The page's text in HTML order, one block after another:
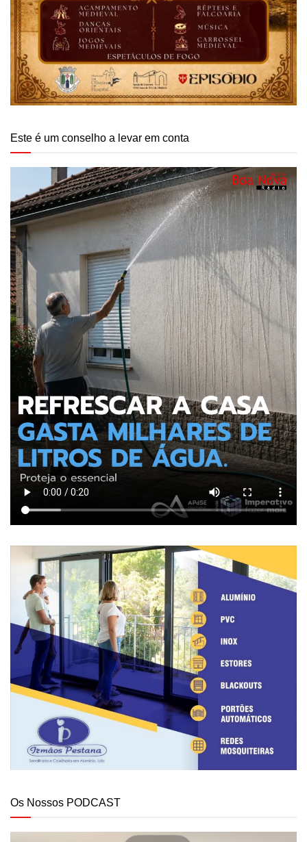
Este é um conselho a levar em conta
Os Nossos PODCAST